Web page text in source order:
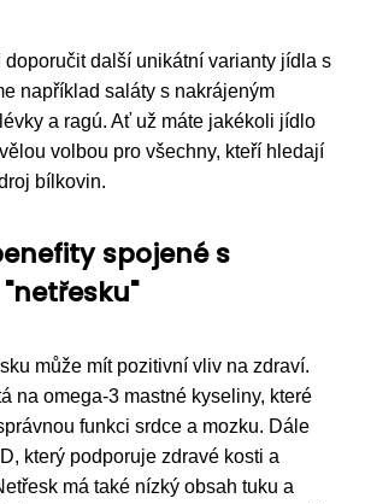
doporučit další unikátní varianty jídla s
například saláty s nakrájeným
a ragú. Ať už máte jakékoli jídlo
volbou pro všechny, kteří hledají
bílkovin.
spojené s
může mít pozitivní vliv na zdraví.
na omega-3 mastné kyseliny, které
funkci srdce a mozku. Dále
který podporuje zdravé kosti a
má také nízký obsah tuku a